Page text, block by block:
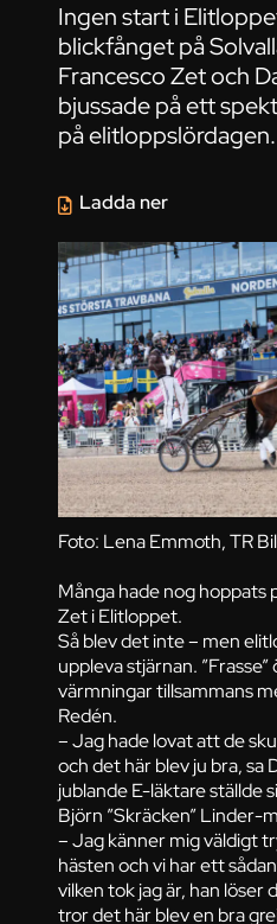
Foto: Lena Emmoth, TR
Ingen start i
blickfånget på
Francesco Zet och
bjussade på ett
på elitloppslördagen.
Många hade nog hoppats
Zet i Elitloppet.
Så blev det inte – men
uppleva stjärnan.
värmningar tillsammans
Redén.
– Jag hade lovat att de
och det här blev ju bra, sa
jublande E-läktare ställde
Björn ”Skräcken” Linder-
– Jag känner mig väldigt
hästen och vi har ett
vilken tok jag är, han löser
tror det här blev en bra
Ladda ner